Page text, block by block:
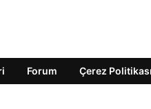
Forum Çerez Politikası